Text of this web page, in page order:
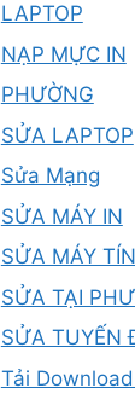
LAPTOP
NẠP MỰC IN
PHƯỜNG
SỬA LAPTOP
Sửa Mạng
SỬA MÁY IN
SỬA MÁY
SỬA TẠI
SỬA TUYẾN
Tải